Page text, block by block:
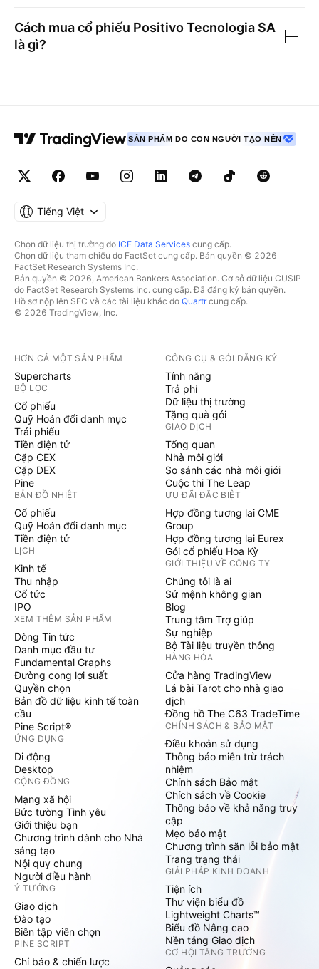
Cách mua cổ phiếu Positivo Tecnologia SA
là gì?
SẢN PHẨM DO CON NGƯỜI TẠO NÊN
Tiếng Việt
Chọn dữ liệu thị trường do ICE Data Services cung cấp.
Chọn dữ liệu tham chiếu do FactSet cung cấp. Bản quyền © 2026
FactSet Research Systems Inc.
Bản quyền © 2026, American Bankers Association. Cơ sở dữ liệu CUSIP
do FactSet Research Systems Inc. cung cấp. Đã đăng ký bản quyền.
Hồ sơ nộp lên SEC và các tài liệu khác do Quartrcung cấp.
© 2026 TradingView, Inc.
HƠN CẢ MỘT SẢN PHẨM
Supercharts
BỘ LỌC
Cổ phiếu
Quỹ Hoán đổi danh mục
Trái phiếu
Tiền điện tử
Cặp CEX
Cặp DEX
Pine
BẢN ĐỒ NHIỆT
Cổ phiếu
Quỹ Hoán đổi danh mục
Tiền điện tử
LỊCH
Kinh tế
Thu nhập
Cổ tức
IPO
XEM THÊM SẢN PHẨM
Dòng Tin tức
Danh mục đầu tư
Fundamental Graphs
Đường cong lợi suất
Quyền chọn
Bản đồ dữ liệu kinh tế toàn
cầu
Pine Script®
ỨNG DỤNG
Di động
Desktop
CỘNG ĐỒNG
Mạng xã hội
Bức tường Tình yêu
Giới thiệu bạn
Chương trình dành cho Nhà
sáng tạo
Nội quy chung
Người điều hành
Ý TƯỞNG
Giao dịch
Đào tạo
Biên tập viên chọn
PINE SCRIPT
Chỉ báo & chiến lược
CÔNG CỤ & GÓI ĐĂNG KÝ
Tính năng
Trả phí
Dữ liệu thị trường
Tặng quà gói
GIAO DỊCH
Tổng quan
Nhà môi giới
So sánh các nhà môi giới
Cuộc thi The Leap
ƯU ĐÃI ĐẶC BIỆT
Hợp đồng tương lai CME
Group
Hợp đồng tương lai Eurex
Gói cổ phiếu Hoa Kỳ
GIỚI THIỆU VỀ CÔNG TY
Chúng tôi là ai
Sứ mệnh không gian
Blog
Trung tâm Trợ giúp
Sự nghiệp
Bộ Tài liệu truyền thông
HÀNG HÓA
Cửa hàng TradingView
Lá bài Tarot cho nhà giao
dịch
Đồng hồ The C63 TradeTime
CHÍNH SÁCH & BẢO MẬT
Điều khoản sử dụng
Thông báo miễn trừ trách
nhiệm
Chính sách Bảo mật
Chích sách về Cookie
Thông báo về khả năng truy
cập
Mẹo bảo mật
Chương trình săn lỗi bảo mật
Trang trạng thái
GIẢI PHÁP KINH DOANH
Tiện ích
Thư viện biểu đồ
Lightweight Charts™
Biểu đồ Nâng cao
Nền tảng Giao dịch
CƠ HỘI TĂNG TRƯỞNG